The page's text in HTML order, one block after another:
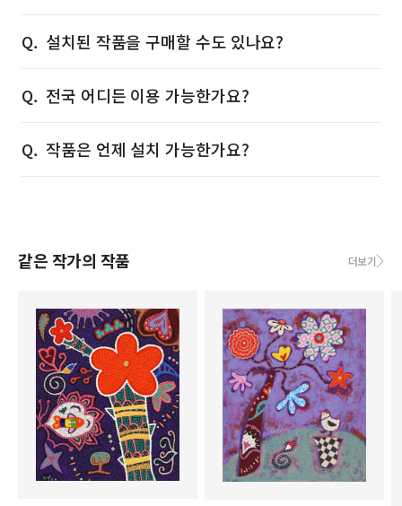
설치된 작품을 구매할 수도 있나요?
전국 어디든 이용 가능한가요?
작품은 언제 설치 가능한가요?
같은 작가의 작품 더보기